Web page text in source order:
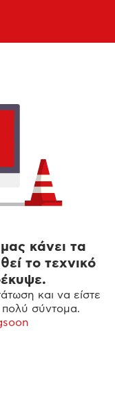
κάνει τα
το τεχνικό
και να είστε
πολύ σύντομα.